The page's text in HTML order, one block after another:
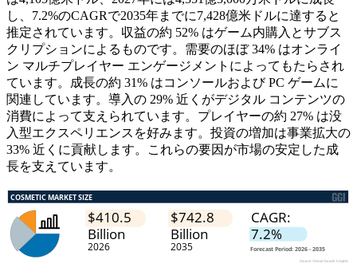
し、7.2%のCAGRで2035年までに7,428億米ドルに達すると
推定されています。収益の約 52% はゲーム内購入とサブス
クリプションによるものです。需要のほぼ 34% はオンライ
ン マルチプレイヤー エンゲージメントによってもたらされ
ています。成長の約 31% はコンソールおよび PC ゲームに
関連しています。導入の 29% 近くがデジタル コンテンツの
消費によって支えられています。プレイヤーの約 27% は没
入型エクスペリエンスを好みます。投資の増加は事業拡大の
33% 近くに貢献します。これらの要因が市場の安定した成
長を支えています。